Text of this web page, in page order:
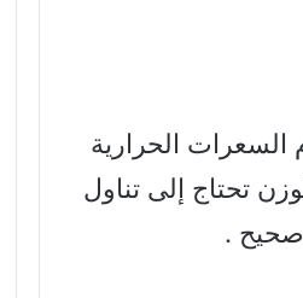
الحرارية
تحتاج إلى تناول
.